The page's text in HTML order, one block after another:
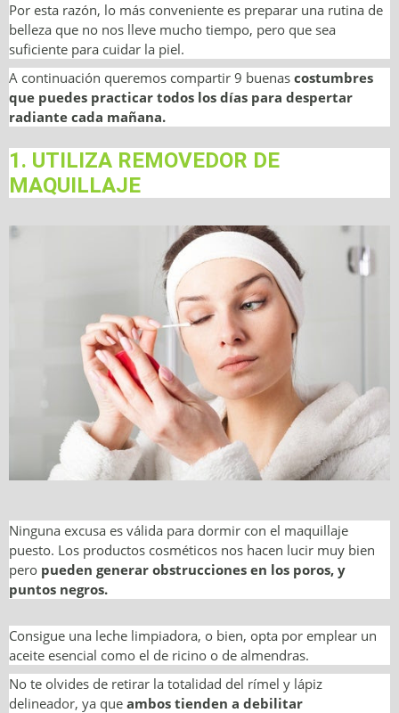
Por esta razón, lo más conveniente es preparar una rutina de
belleza que no nos lleve mucho tiempo, pero que sea
suficiente para cuidar la piel.
A continuación queremos compartir 9 buenas costumbres
que puedes practicar todos los días para despertar
radiante cada mañana.
1. UTILIZA REMOVEDOR DE
MAQUILLAJE
Ninguna excusa es válida para dormir con el maquillaje
puesto. Los productos cosméticos nos hacen lucir muy bien
pero pueden generar obstrucciones en los poros, y
puntos negros.
Consigue una leche limpiadora, o bien, opta por emplear un
aceite esencial como el de ricino o de almendras.
No te olvides de retirar la totalidad del rímel y lápiz
delineador, ya que ambos tienden a debilitar